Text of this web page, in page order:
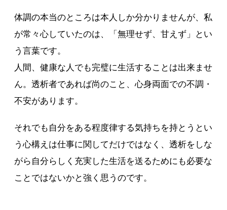
体調の本当のところは本人しか分かりませんが、私
が常々心していたのは、「無理せず、甘えず」とい
う言葉です。
人間、健康な人でも完璧に生活することは出来ませ
ん。透析者であれば尚のこと、心身両面での不調・
不安があります。
それでも自分をある程度律する気持ちを持とうとい
う心構えは仕事に関してだけではなく、透析をしな
がら自分らしく充実した生活を送るためにも必要な
ことではないかと強く思うのです。